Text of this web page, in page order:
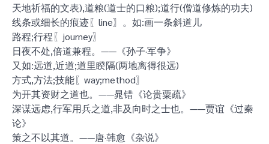
天地祈福的文表),道粮(道士的口粮);道行(僧道修炼的功夫)
线条或细长的痕迹〖line〗。如:画一条斜道儿
路程;行程〖journey〗
日夜不处,倍道兼程。——《孙子·军争》
又如:远道,近道;道里睽隔(两地离得很远)
方式,方法;技能〖way;method〗
为开其资财之道也。——晁错《论贵粟疏》
深谋远虑,行军用兵之道,非及向时之士也。——贾谊《过秦
论》
策之不以其道。——唐·韩愈《杂说》